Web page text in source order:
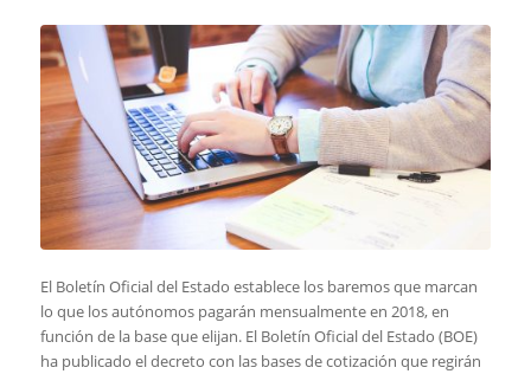
El Boletín Oficial del Estado establece los baremos que marcan
lo que los autónomos pagarán mensualmente en 2018, en
función de la base que elijan. El Boletín Oficial del Estado (BOE)
ha publicado el decreto con las bases de cotización que regirán